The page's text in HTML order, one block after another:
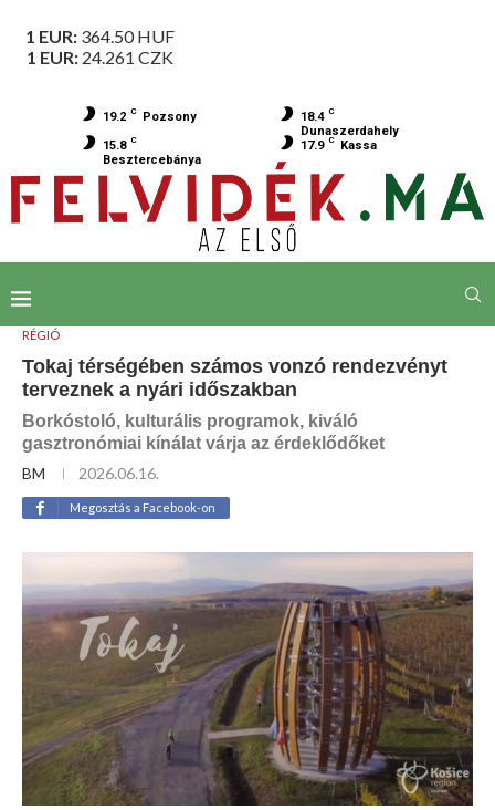
1 EUR: 364.50HUF
1 EUR: 24.261 CZK
19.2 C Pozsony 18.4 C
Dunaszerdahely
15.8 C
Besztercebánya
17.9 C Kassa
RÉGIÓ
Tokaj térségében számos vonzó rendezvényt
terveznek a nyári időszakban
Borkóstoló, kulturális programok, kiváló
gasztronómiai kínálat várja az érdeklődőket
BM
2026.06.16.
Megosztás a Facebook-on